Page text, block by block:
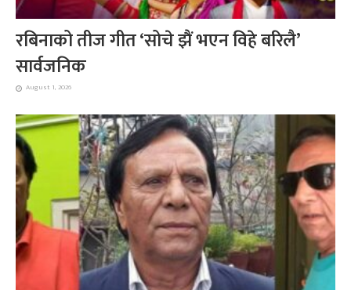
रबिनाको तीज गीत ‘सोचे झैं भएन विहे बरिलै’
सार्वजनिक
August 1, 2026